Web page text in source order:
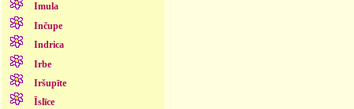
Imula
Inčupe
Indrica
Irbe
Iršupīte
Īslīce